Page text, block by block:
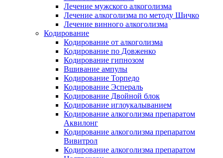
Лечение мужского алкоголизма
Лечение алкоголизма по методу Шичко
Лечение винного алкоголизма
Кодирование
Кодирование от алкоголизма
Кодирование по Довженко
Кодирование гипнозом
Вшивание ампулы
Кодирование Торпедо
Кодирование Эспераль
Кодирование Двойной блок
Кодирование иглоукалыванием
Кодирование алкоголизма препаратом
Аквилонг
Кодирование алкоголизма препаратом
Вивитрол
Кодирование алкоголизма препаратом